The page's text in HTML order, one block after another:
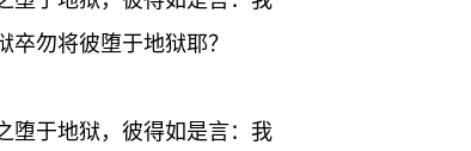
勿将彼堕于地狱耶？
堕于地狱，彼得如是言：我